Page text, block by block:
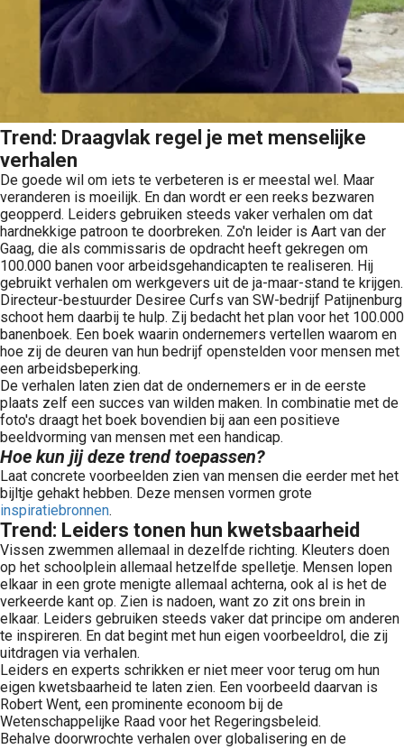
Trend: Draagvlak regel je met menselijke
verhalen
De goede wil om iets te verbeteren is er meestal wel. Maar
veranderen is moeilijk. En dan wordt er een reeks bezwaren
geopperd. Leiders gebruiken steeds vaker verhalen om dat
hardnekkige patroon te doorbreken. Zo'n leider is Aart van der
Gaag, die als commissaris de opdracht heeft gekregen om
100.000 banen voor arbeidsgehandicapten te realiseren. Hij
gebruikt verhalen om werkgevers uit de ja-maar-stand te krijgen.
Directeur-bestuurder Desiree Curfs van SW-bedrijf Patijnenburg
schoot hem daarbij te hulp. Zij bedacht het plan voor het 100.000
banenboek. Een boek waarin ondernemers vertellen waarom en
hoe zij de deuren van hun bedrijf openstelden voor mensen met
een arbeidsbeperking.
De verhalen laten zien dat de ondernemers er in de eerste
plaats zelf een succes van wilden maken. In combinatie met de
foto's draagt het boek bovendien bij aan een positieve
beeldvorming van mensen met een handicap.
Hoe kun jij deze trend toepassen?
Laat concrete voorbeelden zien van mensen die eerder met het
bijltje gehakt hebben. Deze mensen vormen grote
inspiratiebronnen.
Trend: Leiders tonen hun kwetsbaarheid
Vissen zwemmen allemaal in dezelfde richting. Kleuters doen
op het schoolplein allemaal hetzelfde spelletje. Mensen lopen
elkaar in een grote menigte allemaal achterna, ook al is het de
verkeerde kant op. Zien is nadoen, want zo zit ons brein in
elkaar. Leiders gebruiken steeds vaker dat principe om anderen
te inspireren. En dat begint met hun eigen voorbeeldrol, die zij
uitdragen via verhalen.
Leiders en experts schrikken er niet meer voor terug om hun
eigen kwetsbaarheid te laten zien. Een voorbeeld daarvan is
Robert Went, een prominente econoom bij de
Wetenschappelijke Raad voor het Regeringsbeleid.
Behalve doorwrochte verhalen over globalisering en de